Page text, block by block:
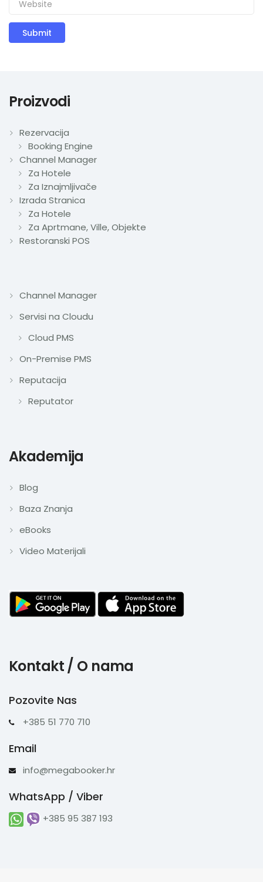
Proizvodi
Rezervacija
Booking Engine
Channel Manager
Za Hotele
Za Iznajmljivače
Izrada Stranica
Za Hotele
Za Aprtmane, Ville, Objekte
Restoranski POS
Channel Manager
Servisi na Cloudu
Cloud PMS
On-Premise PMS
Reputacija
Reputator
Akademija
Blog
Baza Znanja
eBooks
Video Materijali
Kontakt / O nama
Pozovite Nas
+385 51 770 710
Email
info@megabooker.hr
WhatsApp / Viber
+385 95 387 193